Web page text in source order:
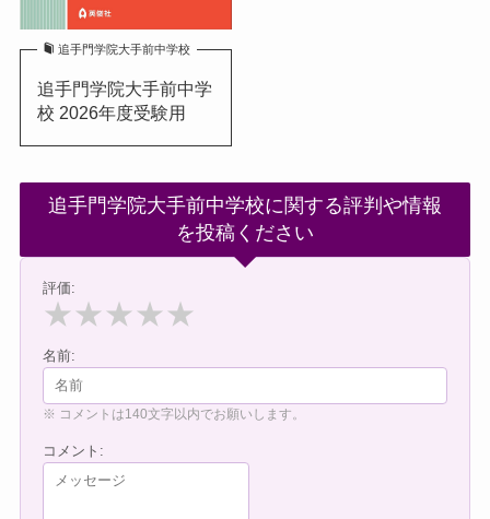
追手門学院大手前中学校
追手門学院大手前中学
校 2026年度受験用
追手門学院大手前中学校に関する評判や情報
を投稿ください
評価:
★★★★★
名前:
※ コメントは140文字以内でお願いします。
コメント: